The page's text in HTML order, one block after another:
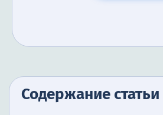
Содержание статьи